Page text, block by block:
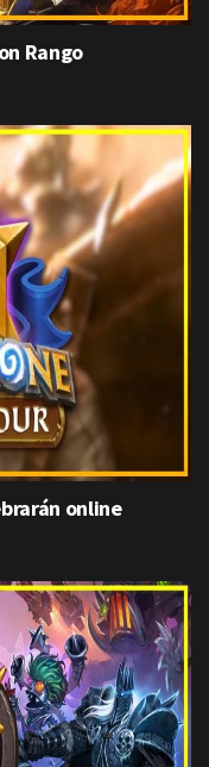
Rango
online